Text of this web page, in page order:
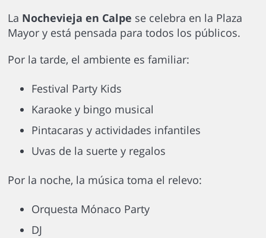
La Nochevieja en Calpe se celebra en la Plaza
Mayor y está pensada para todos los públicos.
Por la tarde, el ambiente es familiar:
Festival Party Kids
Karaoke y bingo musical
Pintacaras y actividades infantiles
Uvas de la suerte y regalos
Por la noche, la música toma el relevo:
Orquesta Mónaco Party
DJ